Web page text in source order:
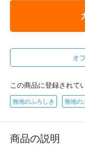
オ
この商品に登録されて
無地のふろしき 無地の
商品の説明